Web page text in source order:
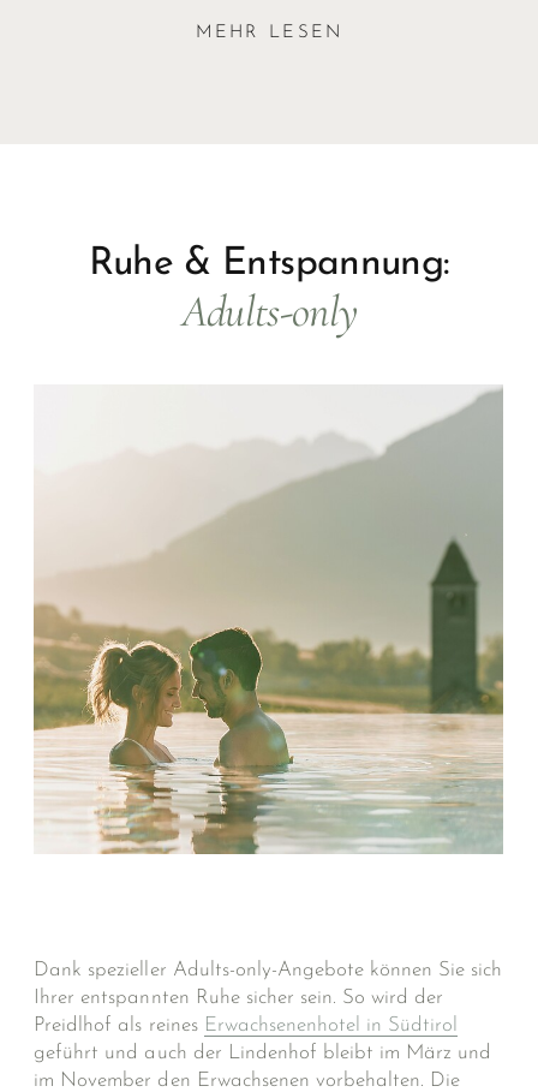
Feldhof sowie die grüne Oase
MEHR LESEN
Ruhe & Entspannung:
Adults-only
Dank spezieller Adults-only-Angebote können Sie sich
Ihrer entspannten Ruhe sicher sein. So wird der
Preidlhof als reines Erwachsenenhotel in Südtirol
geführt und auch der Lindenhof bleibt im März und
im November den Erwachsenen vorbehalten. Die